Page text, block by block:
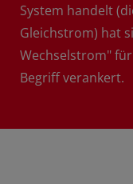
System handelt
Gleichstrom) hat
Wechselstrom"
Begriff verankert.